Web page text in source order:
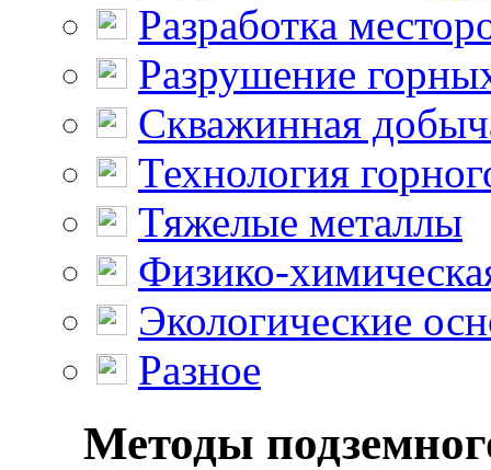
Разработка
Разрушение
Скважинная
Технология
Тяжелые металлы
Физико-
Экологические
Разное
Методы